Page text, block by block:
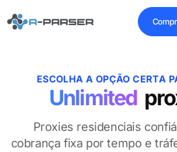
ESCOLHA A OPÇÃO CERTA
Unlimited
Proxies residenciais
cobrança fixa por tempo e